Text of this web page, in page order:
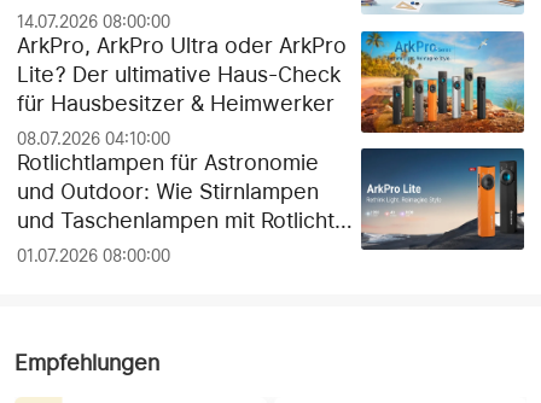
exklusiver Gratis-Geschenk-
Guide!
14.07.2026 08:00:00
ArkPro, ArkPro Ultra oder ArkPro
Lite? Der ultimative Haus-Check
für Hausbesitzer & Heimwerker
08.07.2026 04:10:00
Rotlichtlampen für Astronomie
und Outdoor: Wie Stirnlampen
und Taschenlampen mit Rotlicht
die Dunkeladaptation der Augen
01.07.2026 08:00:00
Empfehlungen